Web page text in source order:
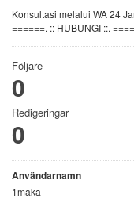
Konsultasi melalui WA 24
======. :: HUBUNGI ::.
Följare
0
Redigeringar
0
Användarnamn
1maka-_